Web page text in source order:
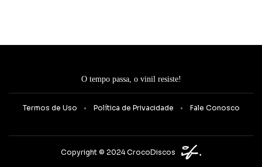
O tempo passa, o vinil resiste!
Termos de Uso Política de Privacidade Fale Conosco
Copyright © 2024 CrocoDiscos